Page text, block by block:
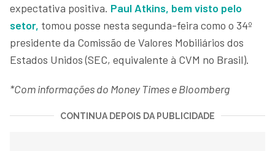
expectativa positiva. Paul Atkins, bem visto pelo
setor, tomou posse nesta segunda-feira como o 34º
presidente da Comissão de Valores Mobiliários dos
Estados Unidos (SEC, equivalente à CVM no Brasil).
*Com informações do Money Times e Bloomberg
CONTINUA DEPOIS DA PUBLICIDADE